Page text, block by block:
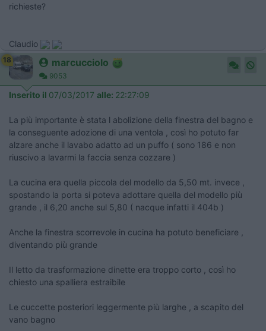
richieste?
Claudio
18 marcucciolo
9053
Inserito il 07/03/2017 alle: 22:27:09
La più importante è stata l abolizione della finestra del bagno e
la conseguente adozione di una ventola , così ho potuto far
alzare anche il lavabo adatto ad un puffo ( sono 186 e non
riuscivo a lavarmi la faccia senza cozzare )
La cucina era quella piccola del modello da 5,50 mt. invece ,
spostando la porta si poteva adottare quella del modello più
grande , il 6,20 anche sul 5,80 ( nacque infatti il 404b )
Anche la finestra scorrevole in cucina ha potuto beneficiare ,
diventando più grande
Il letto da trasformazione dinette era troppo corto , così ho
chiesto una spalliera estraibile
Le cuccette posteriori leggermente più larghe , a scapito del
vano bagno